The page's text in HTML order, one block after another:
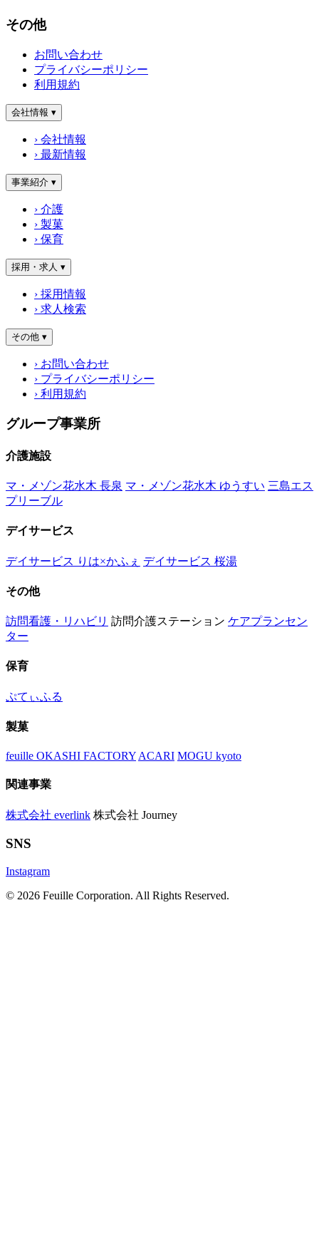
その他
お問い合わせ
プライバシーポリシー
利用規約
会社情報 ▾
› 会社情報
› 最新情報
事業紹介 ▾
› 介護
› 製菓
› 保育
採用・求人 ▾
› 採用情報
› 求人検索
その他 ▾
› お問い合わせ
› プライバシーポリシー
› 利用規約
グループ事業所
介護施設
マ・メゾン花水木 長泉 マ・メゾン花水木 ゆうすい 三島エス
プリーブル
デイサービス
デイサービス りは×かふぇ デイサービス 桜湯
その他
訪問看護・リハビリ 訪問介護ステーション ケアプランセン
ター
保育
ぷてぃふる
製菓
feuille OKASHI FACTORY ACARI MOGU kyoto
関連事業
株式会社 everlink 株式会社 Journey
SNS
Instagram
© 2026 Feuille Corporation. All Rights Reserved.